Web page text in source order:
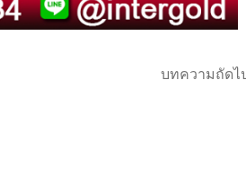
บทความถัดไป